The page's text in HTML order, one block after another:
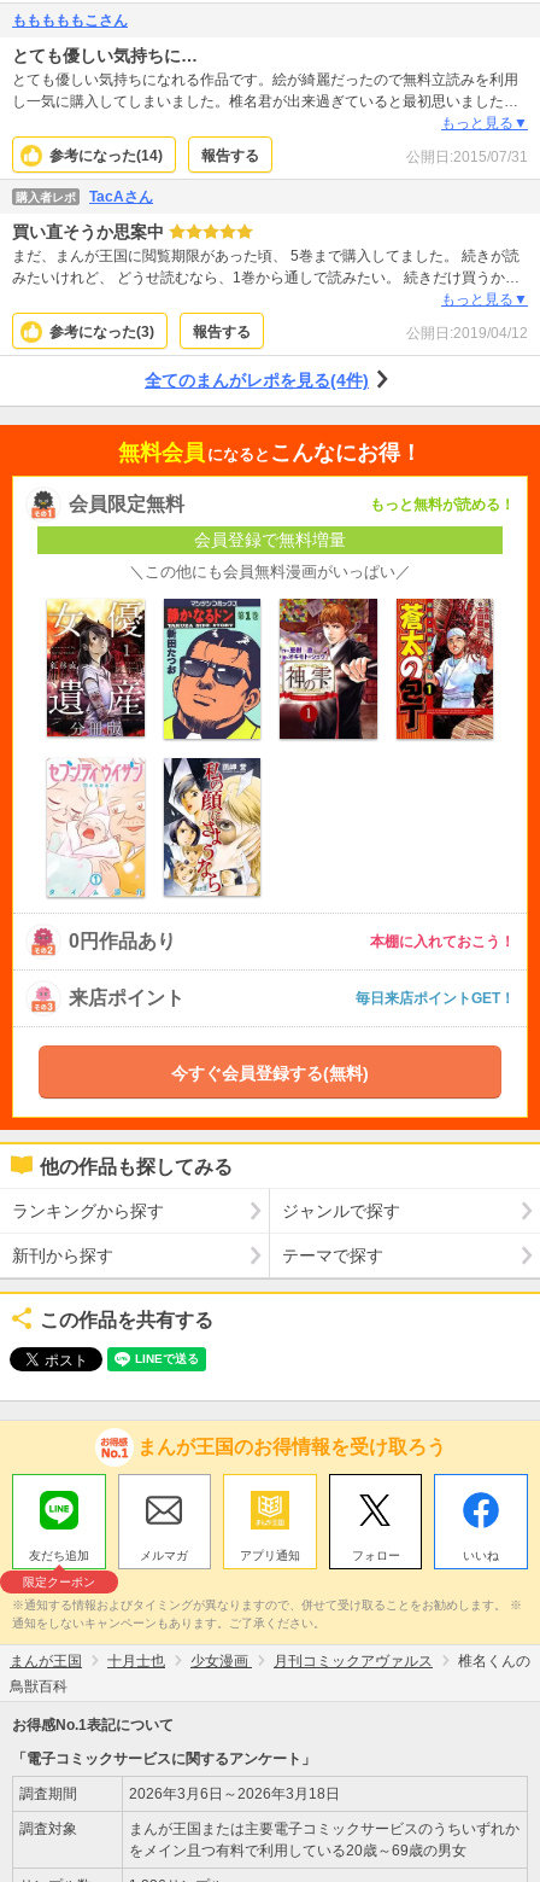
メしたいです。 出会えて良かった♪
もももももこさん
とても優しい気持ちに…
とても優しい気持ちになれる作品です。絵が綺麗だったので無料立読みを利用
し一気に購入してしまいました。椎名君が出来過ぎていると最初思いました。
でもそういう人もいるし、森君のように出来なくとも諦めない人もいる。色ん
な人の色んな気持ちがあるけど、愛情をもって動物と向き合う姿は共通してい
ました。路上で轢かれた動物を見ると悲しくなりますが、この作品を通して、
みんなの中に優しい気持ちが芽生え、事故や悲しい動物が減ればいいな、と思
いました。大好きな作品です。
もっと見る▼
参考になった(14) 報告する 公開日:2015/07/31
購入者レポ TacAさん
買い直そうか思案中
まだ、まんが王国に閲覧期限があった頃、 5巻まで購入してました。 続きが読
みたいけれど、 どうせ読むなら、1巻から通しで読みたい。 続きだけ買うか、
最初から買い直すか思案中。 実は鳥が苦手なのですが、 このまんがでは鳥類も
可愛く思え、 とてもお気に入りのまんがです。 登場人物も皆、魅力的で楽しめ
ます。 全員好きだけど、しーちゃんとみなみんが特に好き。
もっと見る▼
参考になった(3) 報告する 公開日:2019/04/12
全てのまんがレポを見る(4件)
無料会員 になると こんなにお得！
会員限定無料 もっと無料が読める！
会員登録で無料増量
＼この他にも会員無料漫画がいっぱい／
0円作品あり 本棚に入れておこう！
来店ポイント 毎日来店ポイントGET！
今すぐ会員登録する(無料)
他の作品も探してみる
ランキングから探す ジャンルで探す
新刊から探す テーマで探す
この作品を共有する
まんが王国のお得情報を受け取ろう
友だち追加
限定クーポン
メルマガ アプリ通知 フォロー いいね
※通知する情報およびタイミングが異なりますので、併せて受け取ることをお勧めします。 ※
通知をしないキャンペーンもあります。ご了承ください。
まんが王国 十月士也 少女漫画 月刊コミックアヴァルス
椎名くんの
鳥獣百科
お得感No.1表記について
「電子コミックサービスに関するアンケート」
調査期間 2026年3月6日～2026年3月18日
調査対象
まんが王国または主要電子コミックサービスのうちいずれか
をメイン且つ有料で利用している20歳～69歳の男女